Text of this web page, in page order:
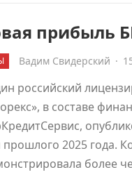
прибыль
Вадим Свидерский ·
российский
в составе
прошлого 2025 года.
более